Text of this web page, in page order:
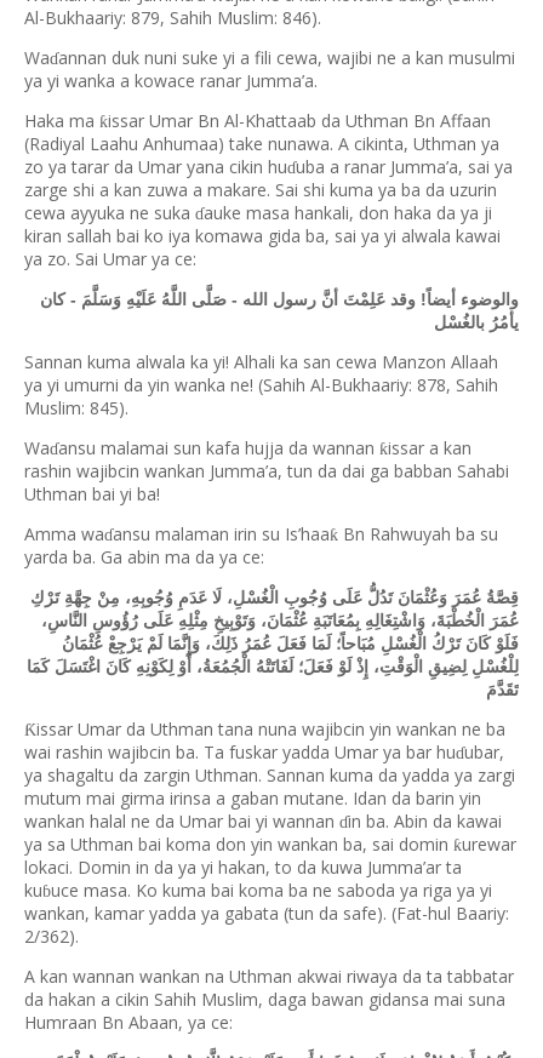
Al-Bukhaariy: 879, Sahih Muslim: 846).
Waɗannan duk nuni suke yi a fili cewa, wajibi ne a kan musulmi
ya yi wanka a kowace ranar Jumma’a.
Haka ma ƙissar Umar Bn Al-Khattaab da Uthman Bn Affaan
(Radiyal Laahu Anhumaa) take nunawa. A cikinta, Uthman ya
zo ya tarar da Umar yana cikin huɗuba a ranar Jumma’a, sai ya
zarge shi a kan zuwa a makare. Sai shi kuma ya ba da uzurin
cewa ayyuka ne suka ɗauke masa hankali, don haka da ya ji
kiran sallah bai ko iya komawa gida ba, sai ya yi alwala kawai
ya zo. Sai Umar ya ce:
والوضوء أيضاً! وقد عَلِمْتَ أنَّ رسول الله - صَلَّى اللَّهُ عَلَيْهِ وَسَلَّمَ - كان
يأمُرُ بالغُسْل
Sannan kuma alwala ka yi! Alhali ka san cewa Manzon Allaah
ya yi umurni da yin wanka ne! (Sahih Al-Bukhaariy: 878, Sahih
Muslim: 845).
Waɗansu malamai sun kafa hujja da wannan ƙissar a kan
rashin wajibcin wankan Jumma’a, tun da dai ga babban Sahabi
Uthman bai yi ba!
Amma waɗansu malaman irin su Is’haaƙ Bn Rahwuyah ba su
yarda ba. Ga abin ma da ya ce:
قِصَّةُ عُمَرَ وَعُثْمَانَ تَدُلُّ عَلَى وُجُوبِ الْغُسْلِ، لَا عَدَمِ وُجُوبِهِ، مِنْ جِهَّةِ تَرْكِ
عُمَرَ الْخُطْبَةَ، وَاشْتِغَالِهِ بِمُعَاتَبَةِ عُثْمَانَ، وَتَوْبِيخِ مِثْلِهِ عَلَى رُؤُوسِ النَّاسِ،
فَلَوْ كَانَ تَرْكُ الْغُسْلِ مُبَاحاً؛ لَمَا فَعَلَ عُمَرُ ذَلِكَ، وَإِنَّمَا لَمْ يَرْجِعْ عُثْمَانُ
لِلْغُسْلِ لِضِيقِ الْوَقْتِ، إِذْ لَوْ فَعَلَ؛ لَفَاتَتْهُ الْجُمُعَةُ، أَوْ لِكَوْنِهِ كَانَ اغْتَسَلَ كَمَا
تَقَدَّمَ
Ƙissar Umar da Uthman tana nuna wajibcin yin wankan ne ba
wai rashin wajibcin ba. Ta fuskar yadda Umar ya bar huɗubar,
ya shagaltu da zargin Uthman. Sannan kuma da yadda ya zargi
mutum mai girma irinsa a gaban mutane. Idan da barin yin
wankan halal ne da Umar bai yi wannan ɗin ba. Abin da kawai
ya sa Uthman bai koma don yin wankan ba, sai domin ƙurewar
lokaci. Domin in da ya yi hakan, to da kuwa Jumma’ar ta
kuɓuce masa. Ko kuma bai koma ba ne saboda ya riga ya yi
wankan, kamar yadda ya gabata (tun da safe). (Fat-hul Baariy:
2/362).
A kan wannan wankan na Uthman akwai riwaya da ta tabbatar
da hakan a cikin Sahih Muslim, daga bawan gidansa mai suna
Humraan Bn Abaan, ya ce: